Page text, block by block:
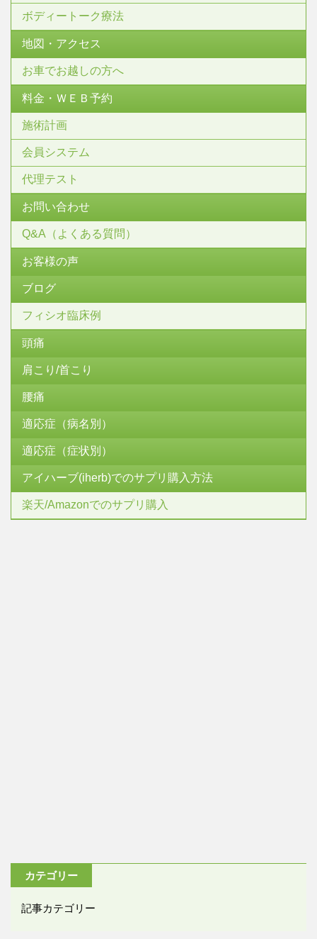
ボディートーク療法
地図・アクセス
お車でお越しの方へ
料金・ＷＥＢ予約
施術計画
会員システム
代理テスト
お問い合わせ
Q&A（よくある質問）
お客様の声
ブログ
フィシオ臨床例
頭痛
肩こり/首こり
腰痛
適応症（病名別）
適応症（症状別）
アイハーブ(iherb)でのサプリ購入方法
楽天/Amazonでのサプリ購入
カテゴリー
記事カテゴリー